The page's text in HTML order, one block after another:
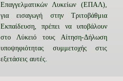
Επαγγελματικών Λυκείων (ΕΠΑΛ),
για εισαγωγή στην Τριτοβάθμια
Εκπαίδευση, πρέπει να υποβάλουν
στο Λύκειό τους Αίτηση-Δήλωση
υποψηφιότητας συμμετοχής στις
εξετάσεις αυτές.